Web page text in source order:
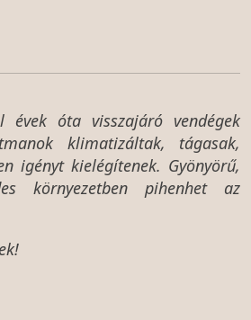
óta visszajáró vendégek
klimatizáltak, tágasak,
igényt kielégítenek. Gyönyörű,
környezetben pihenhet az